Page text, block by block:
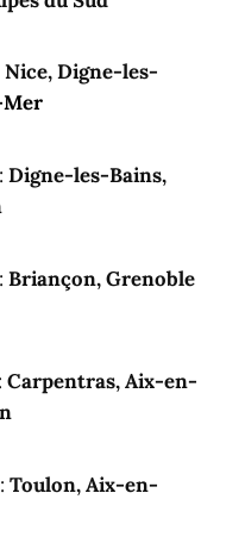
Nice, Digne-les-
Mer
:Digne-les-Bains,
:Briançon, Grenoble
:Carpentras, Aix-en-
:Toulon, Aix-en-